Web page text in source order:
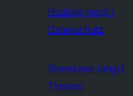
Hosting (engl.)
Datenschutz
Showcase (engl.)
Themes